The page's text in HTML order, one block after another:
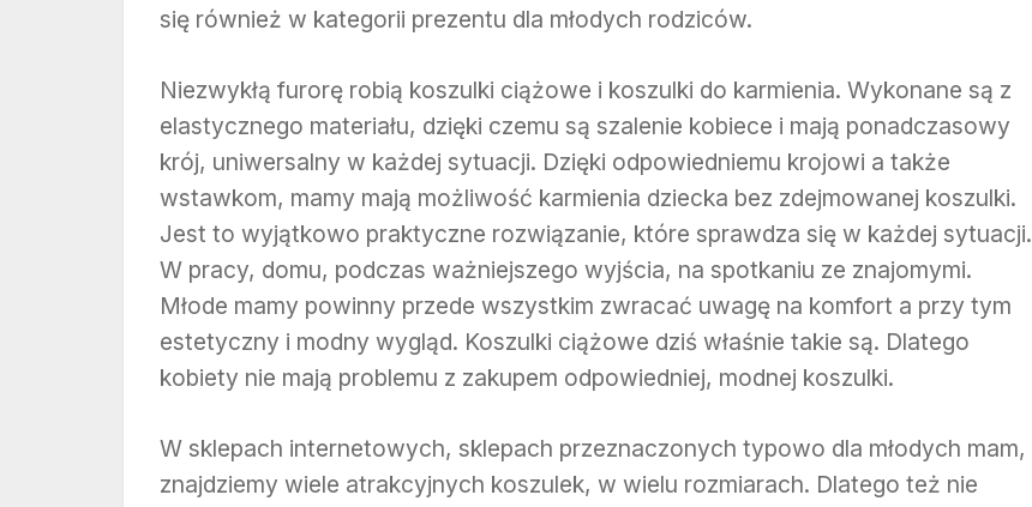
się również w kategorii prezentu dla młodych rodziców.
Niezwykłą furorę robią koszulki ciążowe i koszulki do karmienia. Wykonane są z
elastycznego materiału, dzięki czemu są szalenie kobiece i mają ponadczasowy
krój, uniwersalny w każdej sytuacji. Dzięki odpowiedniemu krojowi a także
wstawkom, mamy mają możliwość karmienia dziecka bez zdejmowanej koszulki.
Jest to wyjątkowo praktyczne rozwiązanie, które sprawdza się w każdej sytuacji.
W pracy, domu, podczas ważniejszego wyjścia, na spotkaniu ze znajomymi.
Młode mamy powinny przede wszystkim zwracać uwagę na komfort a przy tym
estetyczny i modny wygląd. Koszulki ciążowe dziś właśnie takie są. Dlatego
kobiety nie mają problemu z zakupem odpowiedniej, modnej koszulki.
W sklepach internetowych, sklepach przeznaczonych typowo dla młodych mam,
znajdziemy wiele atrakcyjnych koszulek, w wielu rozmiarach. Dlatego też nie